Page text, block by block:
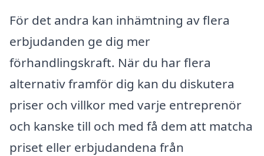
För det andra kan inhämtning av flera
erbjudanden ge dig mer
förhandlingskraft. När du har flera
alternativ framför dig kan du diskutera
priser och villkor med varje entreprenör
och kanske till och med få dem att matcha
priset eller erbjudandena från